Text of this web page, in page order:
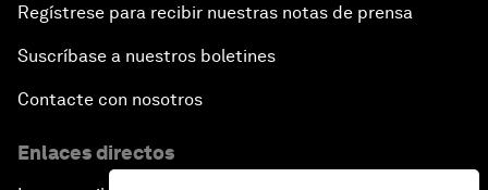
Regístrese para recibir nuestras notas de prensa
Suscríbase a nuestros boletines
Contacte con nosotros
Enlaces directos